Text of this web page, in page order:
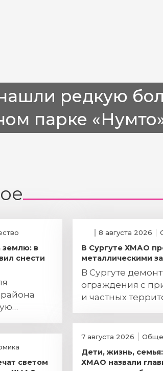
редкую
парке
землю: в
снести
светом
8 августа 2026
В Сургуте ХМАО
металлическими
В Сургуте
ограждения с
и частных
7 августа 2026
Дети, жизнь,
ХМАО назвали